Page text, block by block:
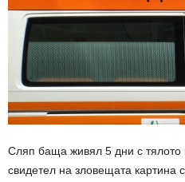
Сляп баща живял 5 дни с
свидетел на зловещата картина